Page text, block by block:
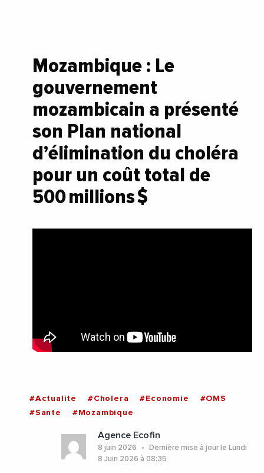
Mozambique : Le
gouvernement
mozambicain a présenté
son Plan national
d’élimination du choléra
pour un coût total de
500 millions $
#Actualite #Cholera #Economie
#OMS
#Sante
#Mozambique
Agence Ecofin
8 juin 2026
Dernière mise à jour le Lundi
8 Juin 2026 à 08:35